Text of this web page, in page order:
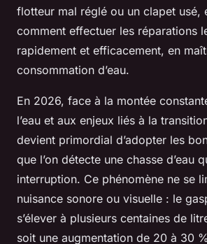
flotteur mal réglé ou un clapet usé,
comment effectuer les réparations
rapidement et efficacement, en
consommation d’eau.
En 2026, face à la montée
l’eau et aux enjeux liés à la
devient primordial d’adopter les
que l’on détecte une chasse d’eau
interruption. Ce phénomène ne se
nuisance sonore ou visuelle : le
s’élever à plusieurs centaines de
soit une augmentation de 20 à 30